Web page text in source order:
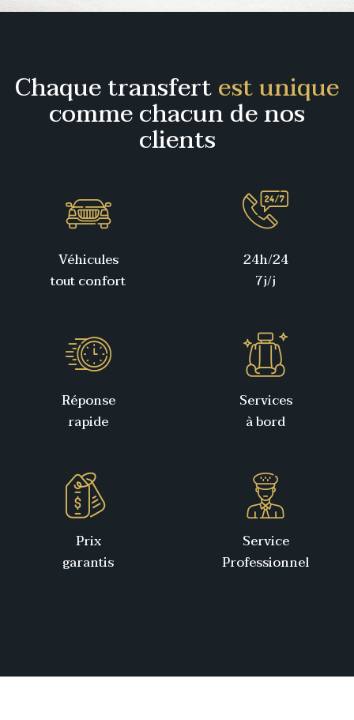
Chaque transfertest unique
comme chacun de nos
clients
Véhicules
tout confort
24h/24
7j/j
Réponse
rapide
Services
à bord
Prix
garantis
Service
Professionnel